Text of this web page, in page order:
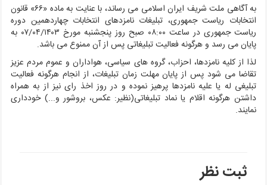
به آگاهی ملت شریف ایران اسلامی می رساند، با عنایت به ماده «۶۶» قانون
انتخابات ریاست جمهوری، تبلیغات نامزدهای انتخابات چهاردهمین دوره
ریاست جمهوری در ساعت ۰۸:۰۰ صبح روز پنجشنبه مورخ ۰۷/۰۴/۱۴۰۳ به
پایان می رسد و هرگونه فعالیت تبلیغاتی پس از آن ممنوع می باشد.
لذا از کلیه نامزدها، احزاب، گروه های سیاسی، هواداران و عموم مردم عزیز
تقاضا می شود پس از پایان مهلت زمان تبلیغات، از انجام هرگونه فعالیت
تبلیغی له یا علیه نامزدها پرهیز نموده و در روز اخذ رای نیز از به همراه
داشتن هرگونه اقلام یا نماد تبلیغاتی(نظیر: عکس، بروشور و...) خودداری
نمایند.
ثبت نظر